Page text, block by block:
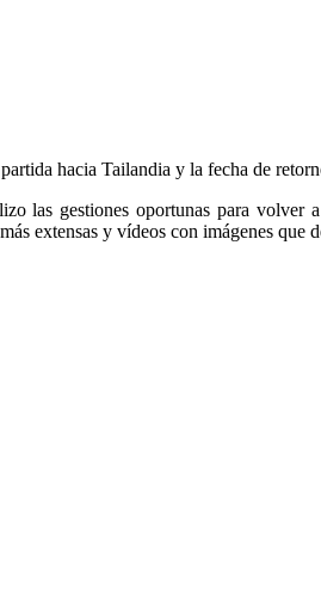
hacia Tailandia y la fecha de
las gestiones oportunas para
extensas y vídeos con imágenes que